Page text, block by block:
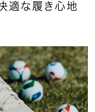
適な履き心地